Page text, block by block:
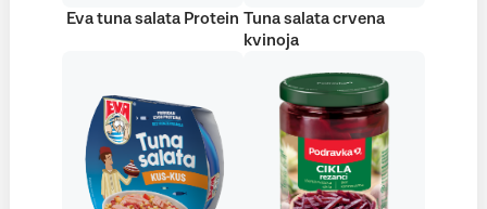
Eva tuna salata Protein Tuna salata crvena
kvinoja